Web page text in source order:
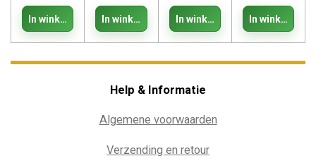
In winkelwagen In winkelwagen In winkelwagen In
Help & Informatie
Algemene voorwaarden
Verzending en retour